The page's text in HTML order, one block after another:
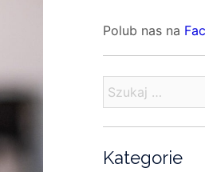
Polub nas na
Szukaj:
Kategorie